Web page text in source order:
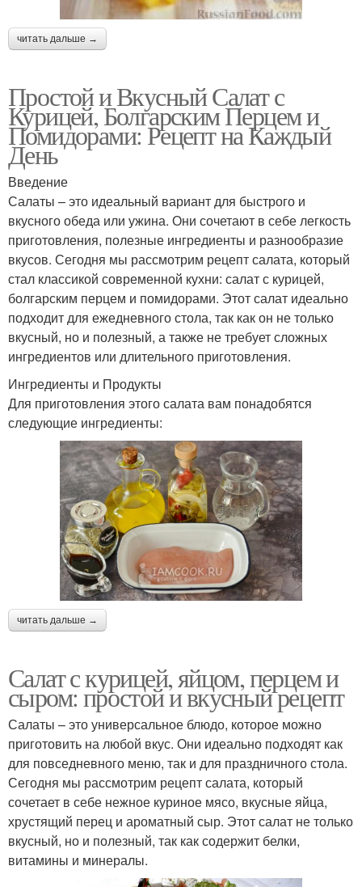
читать дальше →
Простой и Вкусный Салат с
Курицей, Болгарским Перцем и
Помидорами: Рецепт на Каждый
День
Введение
Салаты – это идеальный вариант для быстрого и
вкусного обеда или ужина. Они сочетают в себе легкость
приготовления, полезные ингредиенты и разнообразие
вкусов. Сегодня мы рассмотрим рецепт салата, который
стал классикой современной кухни: салат с курицей,
болгарским перцем и помидорами. Этот салат идеально
подходит для ежедневного стола, так как он не только
вкусный, но и полезный, а также не требует сложных
ингредиентов или длительного приготовления.
Ингредиенты и Продукты
Для приготовления этого салата вам понадобятся
следующие ингредиенты:
читать дальше →
Салат с курицей, яйцом, перцем и
сыром: простой и вкусный рецепт
Салаты – это универсальное блюдо, которое можно
приготовить на любой вкус. Они идеально подходят как
для повседневного меню, так и для праздничного стола.
Сегодня мы рассмотрим рецепт салата, который
сочетает в себе нежное куриное мясо, вкусные яйца,
хрустящий перец и ароматный сыр. Этот салат не только
вкусный, но и полезный, так как содержит белки,
витамины и минералы.